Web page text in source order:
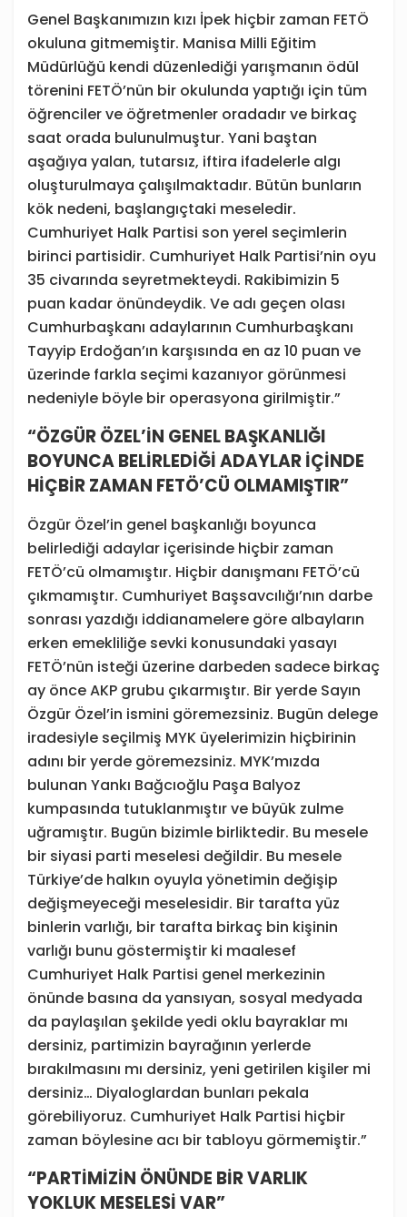
Genel Başkanımızın kızı İpek hiçbir zaman FETÖ
okuluna gitmemiştir. Manisa Milli Eğitim
Müdürlüğü kendi düzenlediği yarışmanın ödül
törenini FETÖ’nün bir okulunda yaptığı için tüm
öğrenciler ve öğretmenler oradadır ve birkaç
saat orada bulunulmuştur. Yani baştan
aşağıya yalan, tutarsız, iftira ifadelerle algı
oluşturulmaya çalışılmaktadır. Bütün bunların
kök nedeni, başlangıçtaki meseledir.
Cumhuriyet Halk Partisi son yerel seçimlerin
birinci partisidir. Cumhuriyet Halk Partisi’nin oyu
35 civarında seyretmekteydi. Rakibimizin 5
puan kadar önündeydik. Ve adı geçen olası
Cumhurbaşkanı adaylarının Cumhurbaşkanı
Tayyip Erdoğan’ın karşısında en az 10 puan ve
üzerinde farkla seçimi kazanıyor görünmesi
nedeniyle böyle bir operasyona girilmiştir.”
“ÖZGÜR ÖZEL’İN GENEL BAŞKANLIĞI
BOYUNCA BELİRLEDİĞİ ADAYLAR İÇİNDE
HİÇBİR ZAMAN FETÖ’CÜ OLMAMIŞTIR”
Özgür Özel’in genel başkanlığı boyunca
belirlediği adaylar içerisinde hiçbir zaman
FETÖ’cü olmamıştır. Hiçbir danışmanı FETÖ’cü
çıkmamıştır. Cumhuriyet Başsavcılığı’nın darbe
sonrası yazdığı iddianamelere göre albayların
erken emekliliğe sevki konusundaki yasayı
FETÖ’nün isteği üzerine darbeden sadece birkaç
ay önce AKP grubu çıkarmıştır. Bir yerde Sayın
Özgür Özel’in ismini göremezsiniz. Bugün delege
iradesiyle seçilmiş MYK üyelerimizin hiçbirinin
adını bir yerde göremezsiniz. MYK’mızda
bulunan Yankı Bağcıoğlu Paşa Balyoz
kumpasında tutuklanmıştır ve büyük zulme
uğramıştır. Bugün bizimle birliktedir. Bu mesele
bir siyasi parti meselesi değildir. Bu mesele
Türkiye’de halkın oyuyla yönetimin değişip
değişmeyeceği meselesidir. Bir tarafta yüz
binlerin varlığı, bir tarafta birkaç bin kişinin
varlığı bunu göstermiştir ki maalesef
Cumhuriyet Halk Partisi genel merkezinin
önünde basına da yansıyan, sosyal medyada
da paylaşılan şekilde yedi oklu bayraklar mı
dersiniz, partimizin bayrağının yerlerde
bırakılmasını mı dersiniz, yeni getirilen kişiler mi
dersiniz… Diyaloglardan bunları pekala
görebiliyoruz. Cumhuriyet Halk Partisi hiçbir
zaman böylesine acı bir tabloyu görmemiştir.”
“PARTİMİZİN ÖNÜNDE BİR VARLIK
YOKLUK MESELESİ VAR”